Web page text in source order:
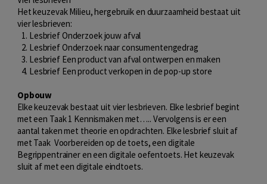
Het keuzevak Milieu, hergebruik en duurzaamheid bestaat uit
vier lesbrieven:
Lesbrief Onderzoek jouw afval
Lesbrief Onderzoek naar consumentengedrag
Lesbrief Een product van afval ontwerpen en maken
Lesbrief Een product verkopen in de pop-up store
Opbouw
Elke keuzevak bestaat uit vier lesbrieven. Elke lesbrief begint
met een Taak 1 Kennismaken met….. Vervolgens is er een
aantal taken met theorie en opdrachten. Elke lesbrief sluit af
met Taak Voorbereiden op de toets, een digitale
Begrippentrainer en een digitale oefentoets. Het keuzevak
sluit af met een digitale eindtoets.